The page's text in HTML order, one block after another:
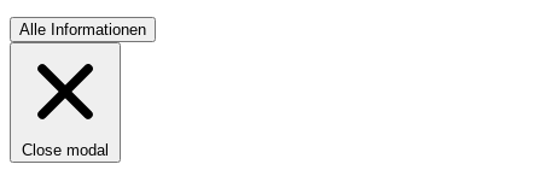
Alle Informationen
Close modal